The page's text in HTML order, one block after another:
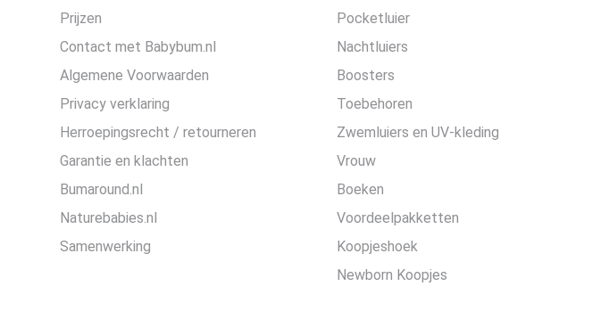
Prijzen
Contact met Babybum.nl
Algemene Voorwaarden
Privacy verklaring
Herroepingsrecht / retourneren
Garantie en klachten
Bumaround.nl
Naturebabies.nl
Samenwerking
Pocketluier
Nachtluiers
Boosters
Toebehoren
Zwemluiers en UV-kleding
Vrouw
Boeken
Voordeelpakketten
Koopjeshoek
Newborn Koopjes